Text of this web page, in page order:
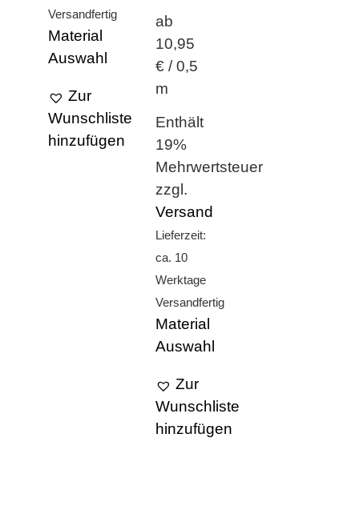
Versandfertig
Material
Auswahl
Zur
Wunschliste
hinzufügen
ab
10,95
€ / 0,5
m
Enthält
19%
Mehrwertsteuer
zzgl.
Versand
Lieferzeit:
ca. 10
Werktage
Versandfertig
Material
Auswahl
Zur
Wunschliste
hinzufügen